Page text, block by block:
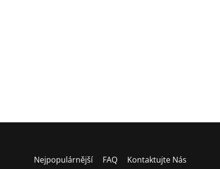
Nejpopulárnější FAQ
Kontaktujte Nás